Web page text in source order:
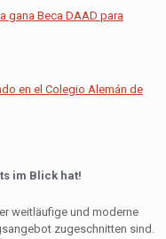
gana Beca DAAD para
en el Colegio Alemán de
im Blick hat!
weitläufige und moderne
zugeschnitten sind.